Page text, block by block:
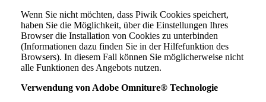
Wenn Sie nicht möchten, dass Piwik Cookies speichert,
haben Sie die Möglichkeit, über die Einstellungen Ihres
Browser die Installation von Cookies zu unterbinden
(Informationen dazu finden Sie in der Hilfefunktion des
Browsers). In diesem Fall können Sie möglicherweise nicht
alle Funktionen des Angebots nutzen.
Verwendung von Adobe Omniture® Technologie